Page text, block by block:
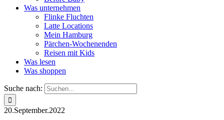
Was unternehmen
Flinke Fluchten
Latte Locations
Mein Hamburg
Pärchen-Wochenenden
Reisen mit Kids
Was lesen
Was shoppen
Suche nach:
20.September.2022